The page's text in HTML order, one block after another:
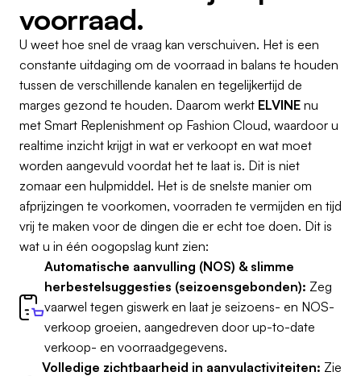
voorraad.
U weet hoe snel de vraag kan verschuiven. Het is een
constante uitdaging om de voorraad in balans te houden
tussen de verschillende kanalen en tegelijkertijd de
marges gezond te houden. Daarom werkt ELVINE nu
met Smart Replenishment op Fashion Cloud, waardoor u
realtime inzicht krijgt in wat er verkoopt en wat moet
worden aangevuld voordat het te laat is. Dit is niet
zomaar een hulpmiddel. Het is de snelste manier om
afprijzingen te voorkomen, voorraden te vermijden en tijd
vrij te maken voor de dingen die er echt toe doen. Dit is
wat u in één oogopslag kunt zien:
Automatische aanvulling (NOS) & slimme
herbestelsuggesties (seizoensgebonden): Zeg
vaarwel tegen giswerk en laat je seizoens- en NOS-
verkoop groeien, aangedreven door up-to-date
verkoop- en voorraadgegevens.
Volledige zichtbaarheid in aanvulactiviteiten: Zie